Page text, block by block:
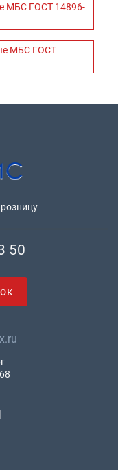
МБС ГОСТ 14896-
МБС ГОСТ
50